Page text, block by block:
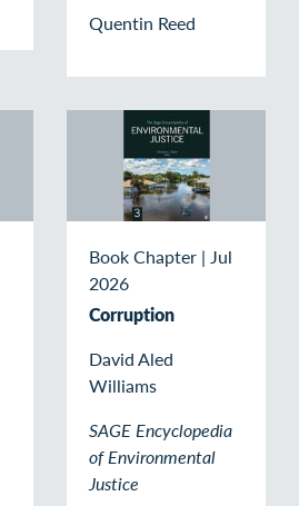
Quentin Reed
Book Chapter | Jul
2026
Corruption
David Aled
Williams
SAGE Encyclopedia
of Environmental
Justice